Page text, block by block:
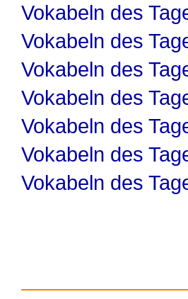
Vokabeln des
Vokabeln des
Vokabeln des
Vokabeln des
Vokabeln des
Vokabeln des
Vokabeln des